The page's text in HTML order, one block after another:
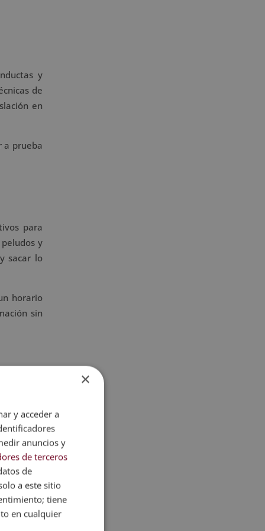
y
de
en
a prueba
para
y
sacar lo
horario
sin
×
y acceder a
anuncios y
de terceros
de
a este sitio
tiene
en cualquier